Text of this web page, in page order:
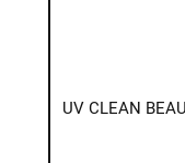
UV CLEAN